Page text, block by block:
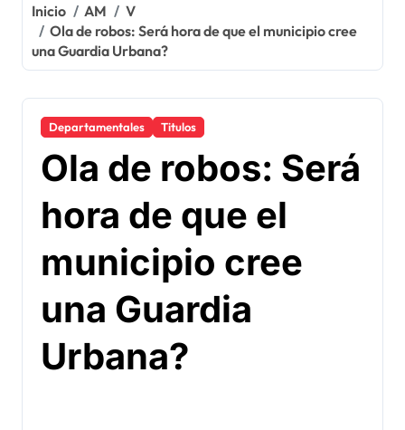
Inicio AM
V
Ola de robos: Será hora de que el municipio cree
una Guardia Urbana?
Departamentales Titulos
Ola de robos: Será
hora de que el
municipio cree
una Guardia
Urbana?